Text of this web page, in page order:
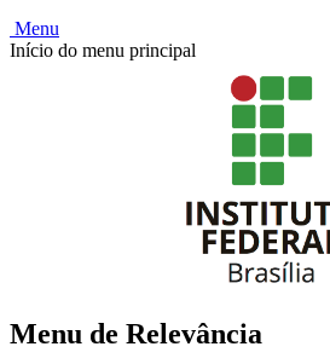
Menu
Início do menu principal
Menu de Relevância